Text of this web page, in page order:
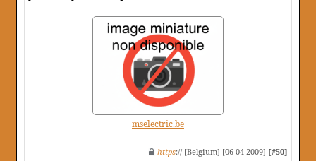
mselectric.be
https:// [Belgium] [06-04-2009] [#50]